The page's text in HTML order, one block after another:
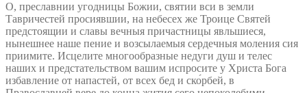
O, преславнии угодницы Божии, святии вси в земли
Тавричестей просиявшии, на небесех же Троице Святей
предстоящии и славы вечныя причастницы явльшиеся,
нынешнее наше пение и возсылаемыя сердечныя моления сия
приимите. Исцелите многообразные недуги душ и телес
наших и предстательством вашим испросите у Христа Бога
избавление от напастей, от всех бед и ско́рбей, в